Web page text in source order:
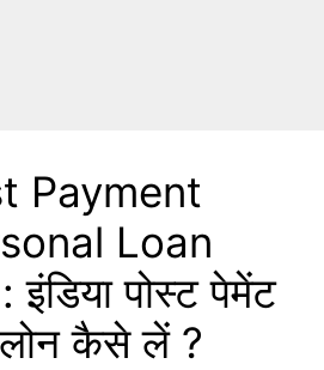
Payment
Loan
पोस्ट पेमेंट
कैसे लें ?